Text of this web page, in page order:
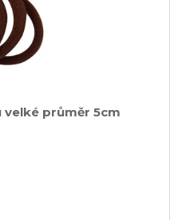
velké průměr 5cm